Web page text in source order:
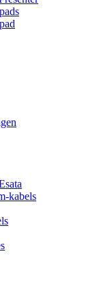
kabels